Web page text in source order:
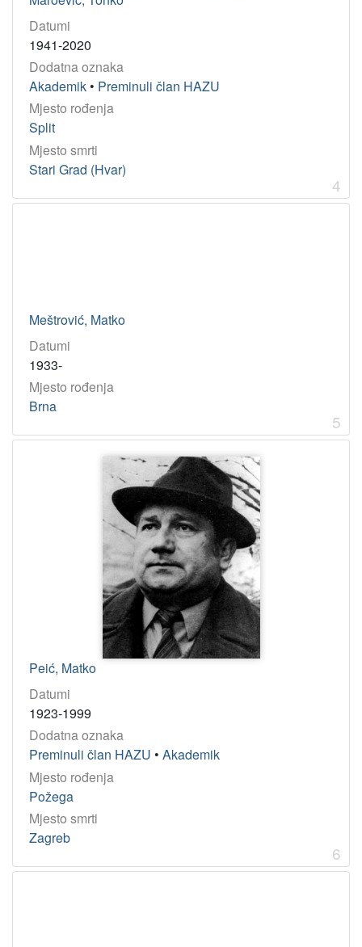
Datumi
1941-2020
Dodatna oznaka
Akademik • Preminuli član HAZU
Mjesto rođenja
Split
Mjesto smrti
Stari Grad (Hvar)
4
Meštrović, Matko
Datumi
1933-
Mjesto rođenja
Brna
5
Peić, Matko
Datumi
1923-1999
Dodatna oznaka
Preminuli član HAZU • Akademik
Mjesto rođenja
Požega
Mjesto smrti
Zagreb
6